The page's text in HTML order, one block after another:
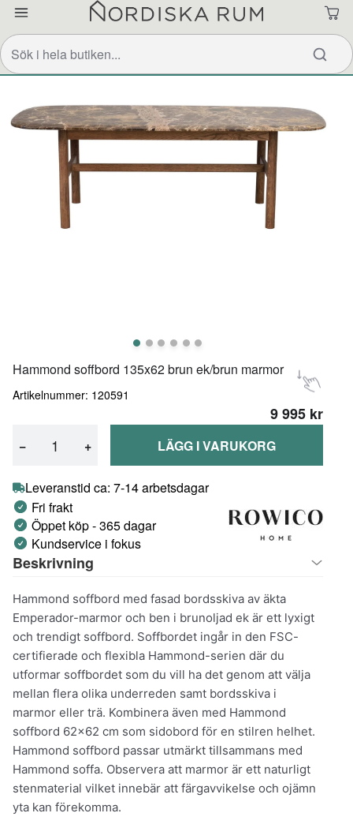
Hammond soffbord 135x62 brun ek/brun marmor
Artikelnummer: 120591
9 995 kr
− + LÄGG I VARUKORG
Leveranstid ca: 7-14 arbetsdagar
Fri frakt
Öppet köp - 365 dagar
Kundservice i fokus
Beskrivning
Hammond soffbord med fasad bordsskiva av äkta
Emperador-marmor och ben i brunoljad ek är ett lyxigt
och trendigt soffbord. Soffbordet ingår in den FSC-
certifierade och flexibla Hammond-serien där du
utformar soffbordet som du vill ha det genom att välja
mellan flera olika underreden samt bordsskiva i
marmor eller trä. Kombinera även med Hammond
soffbord 62x62 cm som sidobord för en stilren helhet.
Hammond soffbord passar utmärkt tillsammans med
Hammond soffa. Observera att marmor är ett naturligt
stenmaterial vilket innebär att färgavvikelse och ojämn
yta kan förekomma.